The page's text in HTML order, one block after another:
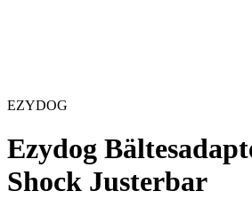
EZYDOG
Ezydog
Shock Justerbar